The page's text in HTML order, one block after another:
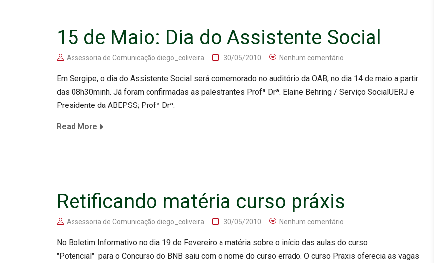
15 de Maio: Dia do Assistente Social
Assessoria de Comunicação diego_coliveira 30/05/2010 Nenhum comentário
Em Sergipe, o dia do Assistente Social será comemorado no auditório da OAB, no dia 14 de maio a partir
das 08h30minh. Já foram confirmadas as palestrantes Profª Drª. Elaine Behring / Serviço SocialUERJ e
Presidente da ABEPSS; Profª Drª.
Read More
Retificando matéria curso práxis
Assessoria de Comunicação diego_coliveira 30/05/2010 Nenhum comentário
No Boletim Informativo no dia 19 de Fevereiro a matéria sobre o início das aulas do curso
"Potencial" para o Concurso do BNB saiu com o nome do curso errado. O curso Praxis oferecia as vagas